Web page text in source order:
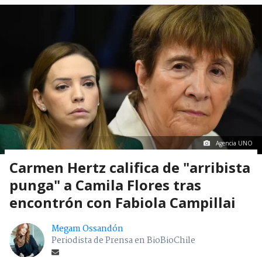
Agencia UNO
Carmen Hertz califica de "arribista
punga" a Camila Flores tras
encontrón con Fabiola Campillai
Megam Ossandón
Periodista de Prensa en BioBioChile